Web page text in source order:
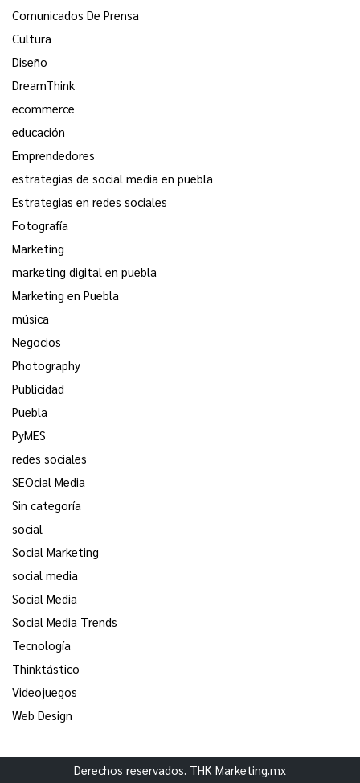
Comunicados De Prensa
Cultura
Diseño
DreamThink
ecommerce
educación
Emprendedores
estrategias de social media en puebla
Estrategias en redes sociales
Fotografía
Marketing
marketing digital en puebla
Marketing en Puebla
música
Negocios
Photography
Publicidad
Puebla
PyMES
redes sociales
SEOcial Media
Sin categoría
social
Social Marketing
social media
Social Media
Social Media Trends
Tecnología
Thinktástico
Videojuegos
Web Design
Derechos reservados. THK Marketing.mx